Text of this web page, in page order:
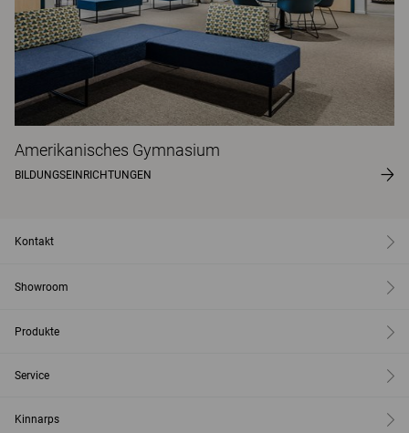
Amerikanisches Gymnasium
BILDUNGSEINRICHTUNGEN
Kontakt
Showroom
Produkte
Service
Kinnarps